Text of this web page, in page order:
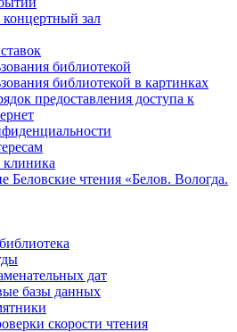
зал
библиотекой
библиотекой в картинках
предоставления доступа к
Беловские чтения «Белов. Вологда.
дат
базы данных
скорости чтения